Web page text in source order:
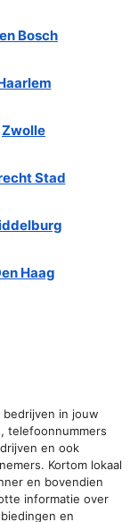
Bosch
Zwolle
Stad
Haag
bedrijven in jouw
telefoonnummers
en ook
Kortom lokaal
en bovendien
informatie over
en